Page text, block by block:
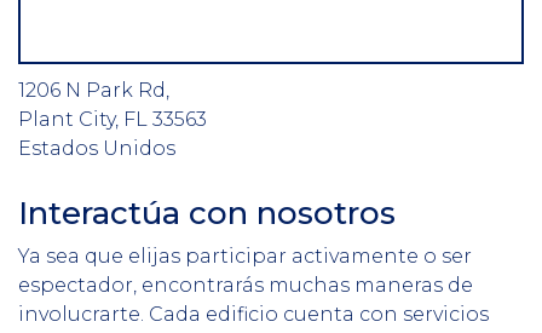
1206 N Park Rd,
Plant City, FL 33563
Estados Unidos
Interactúa con nosotros
Ya sea que elijas participar activamente o ser
espectador, encontrarás muchas maneras de
involucrarte. Cada edificio cuenta con servicios